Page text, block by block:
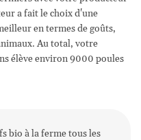
a fait le choix d'une
en termes de goûts,
Au total, votre
élève environ 9000 poules
bio à la ferme tous les